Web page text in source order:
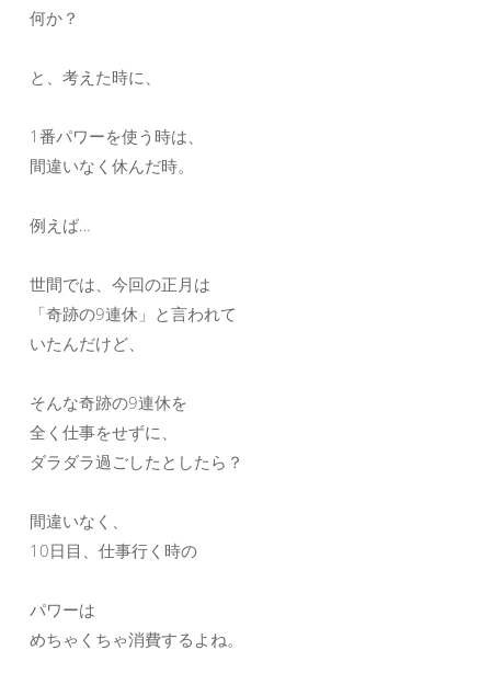
何か？
と、考えた時に、
1番パワーを使う時は、
間違いなく休んだ時。
例えば…
世間では、今回の正月は
「奇跡の9連休」と言われて
いたんだけど、
そんな奇跡の9連休を
全く仕事をせずに、
ダラダラ過ごしたとしたら？
間違いなく、
10日目、仕事行く時の
パワーは
めちゃくちゃ消費するよね。